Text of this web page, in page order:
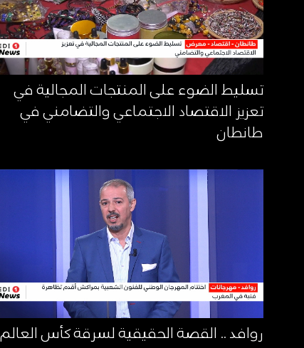
تسليط الضوء على المنتجات المجالية في
تعزيز الاقتصاد الاجتماعي والتضامني في
طانطان
روافد .. القصة الحقيقية لسرقة كأس العالم